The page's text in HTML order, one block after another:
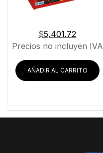
$5,401.72
Precios no incluyen IVA
AÑADIR AL CARRITO